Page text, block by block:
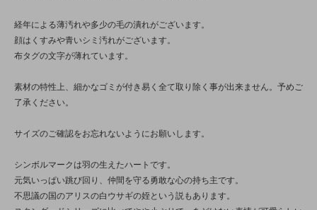
経年による薄汚れや多少の毛の潰れがございます。
顔はくすみや青いシミ汚れがございます。
布タグの文字が薄れています。
素材の特性上、細かなゴミが付き易く全て取り除く事が出来ません。予めご
了承ください。
サイズのご確認をお忘れないようにお願いします。
シンボルマークは羽の生えたハートです。
元気いっぱい跳び回り、仲間を守る勇敢な心の持ち主です。
不思議の国のアリスの白ウサギの姪という説もあります。